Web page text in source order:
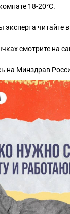
18-20°C.
эксперта читайте
смотрите на
на Минздрав